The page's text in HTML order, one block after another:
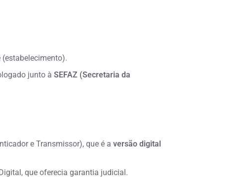
junto à SEFAZ (Secretaria da
e Transmissor), que é a versão digital
que oferecia garantia judicial.